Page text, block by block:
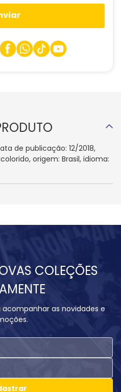
de publicação: 12/2018,
origem: Brasil, idioma:
COLEÇÕES
as novidades e